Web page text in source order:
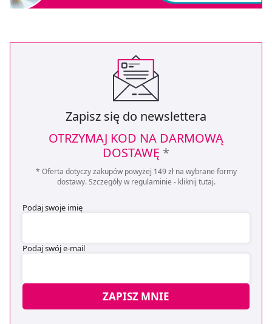
Zapisz się do newslettera
OTRZYMAJ KOD NA DARMOWĄ
DOSTAWĘ *
* Oferta dotyczy zakupów powyżej 149 zł na wybrane formy
dostawy. Szczegóły w regulaminie - kliknij tutaj.
Podaj swoje imię
Podaj swój e-mail
ZAPISZ MNIE